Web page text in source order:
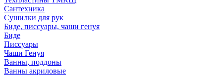
Сантехника
Сушилки для рук
Биде, писсуары, чаши генуя
Биде
Писсуары
Чаши Генуя
Ванны, поддоны
Ванны акриловые